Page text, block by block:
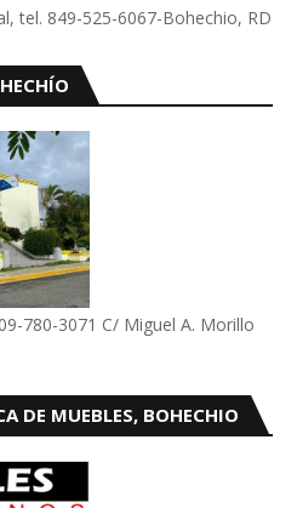
tel. 849-525-6067-Bohechio, RD
780-3071 C/ Miguel A. Morillo
DE MUEBLES, BOHECHIO